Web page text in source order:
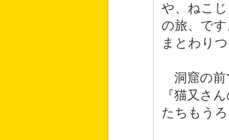
や、ねこ
の旅、で
まとわり
洞窟の前
『猫又さ
たちもう